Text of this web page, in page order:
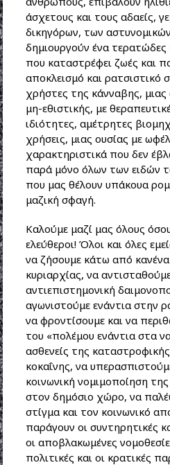
άσχετους και τους αδαείς,
δικηγόρων, των
δημιουργούν ένα
που καταστρέφει ζωές και
αποκλεισμό και ρατσιστικό
χρήστες της κάνναβης, μιας
μη-εθιστικής, με
ιδιότητες, αμέτρητες
χρήσεις, μιας ουσίας με
χαρακτηριστικά που δεν
παρά μόνο όλων των ειδών
που μας θέλουν υπάκουα
μαζική σφαγή.
Καλούμε μαζί μας όλους
ελεύθεροι! Όλοι και όλες
να ζήσουμε κάτω από κανένα
κυριαρχίας, να
αντιεπιστημονική
αγωνιστούμε ενάντια στην
να φροντίσουμε και να
του «πολέμου ενάντια στα
ασθενείς της
κοκαΐνης, να
κοινωνική νομιμοποίηση
στον δημόσιο χώρο, να
στίγμα και τον κοινωνικό
παράγουν οι συντηρητικές
οι αποβλακωμένες
πολιτικές και οι κρατικές